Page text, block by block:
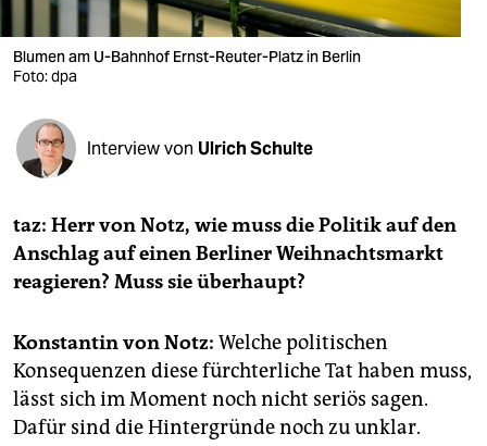
verlag
veranstaltungen
fragen & hilfe
unterstützen
abo
genossenschaft
Blumen am U-Bahnhof Ernst-Reuter-Platz in Berlin
Foto: dpa
Interview von Ulrich Schulte
taz: Herr von Notz, wie muss die Politik auf den
Anschlag auf einen Berliner Weihnachtsmarkt
reagieren? Muss sie überhaupt?
Konstantin von Notz: Welche politischen
Konsequenzen diese fürchterliche Tat haben muss,
lässt sich im Moment noch nicht seriös sagen.
Dafür sind die Hintergründe noch zu unklar.